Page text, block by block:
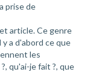
prise de
article. Ce genre
a d'abord ce que
les
qu'ai-je fait ?, que